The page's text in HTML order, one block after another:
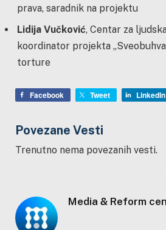
prava, saradnik na projektu
Lidija Vučković, Centar za
koordinator projekta
torture
Facebook Tweet LinkedIn
Povezane Vesti
Trenutno nema povezanih vesti.
Media & Reform